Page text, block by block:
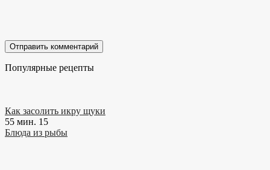
Популярные рецепты
Как засолить икру щуки
55 мин. 15
Блюда из рыбы